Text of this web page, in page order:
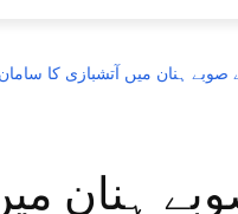
ہنان میں آتشبازی کا سامان بنانے
ہنان